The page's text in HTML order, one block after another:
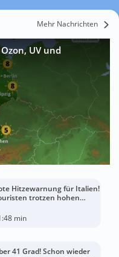
Mehr Nachrichten
UV und
Hitzewarnung für Italien!
trotzen hohen
min
41 Grad! Schon wieder